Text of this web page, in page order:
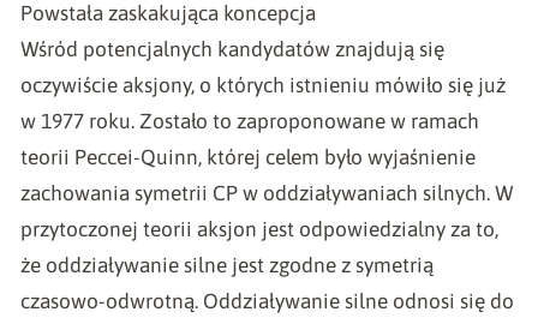
Powstała zaskakująca koncepcja
Wśród potencjalnych kandydatów znajdują się
oczywiście aksjony, o których istnieniu mówiło się już
w 1977 roku. Zostało to zaproponowane w ramach
teorii Peccei-Quinn, której celem było wyjaśnienie
zachowania symetrii CP w oddziaływaniach silnych. W
przytoczonej teorii aksjon jest odpowiedzialny za to,
że oddziaływanie silne jest zgodne z symetrią
czasowo-odwrotną. Oddziaływanie silne odnosi się do